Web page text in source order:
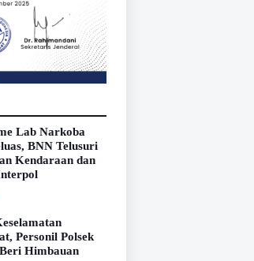
Lab Narkoba
BNN Telusuri
Kendaraan dan
Personil Polsek
Himbauan